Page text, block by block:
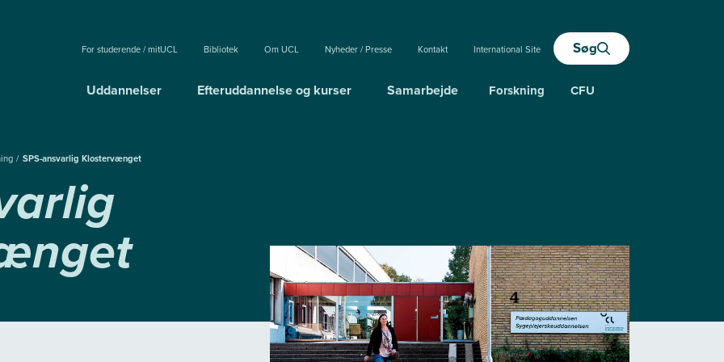
For studerende / mitUCL Bibliotek Om UCL Nyheder / Presse Kontakt International Site Søg
Uddannelser Efteruddannelse og kurser Samarbejde Forskning CFU
SPS-ansvarlig Klostervænget